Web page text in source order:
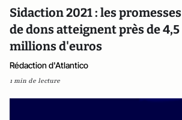
Sidaction 2021 : les promesses
de dons atteignent près de 4,5
millions d'euros
Rédaction d'Atlantico
1 min de lecture